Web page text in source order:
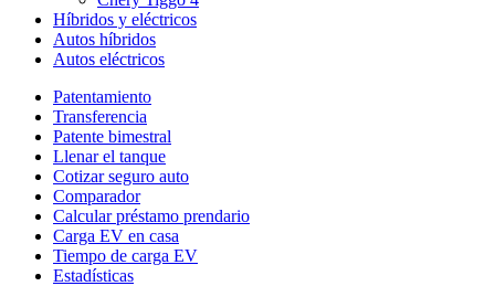
Híbridos y eléctricos
Autos híbridos
Autos eléctricos
Patentamiento
Transferencia
Patente bimestral
Llenar el tanque
Cotizar seguro auto
Comparador
Calcular préstamo prendario
Carga EV en casa
Tiempo de carga EV
Estadísticas